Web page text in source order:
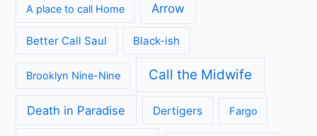
A place to call Home Arrow
Better Call Saul Black-ish
Brooklyn Nine-Nine Call the Midwife
Death in Paradise Dertigers Fargo